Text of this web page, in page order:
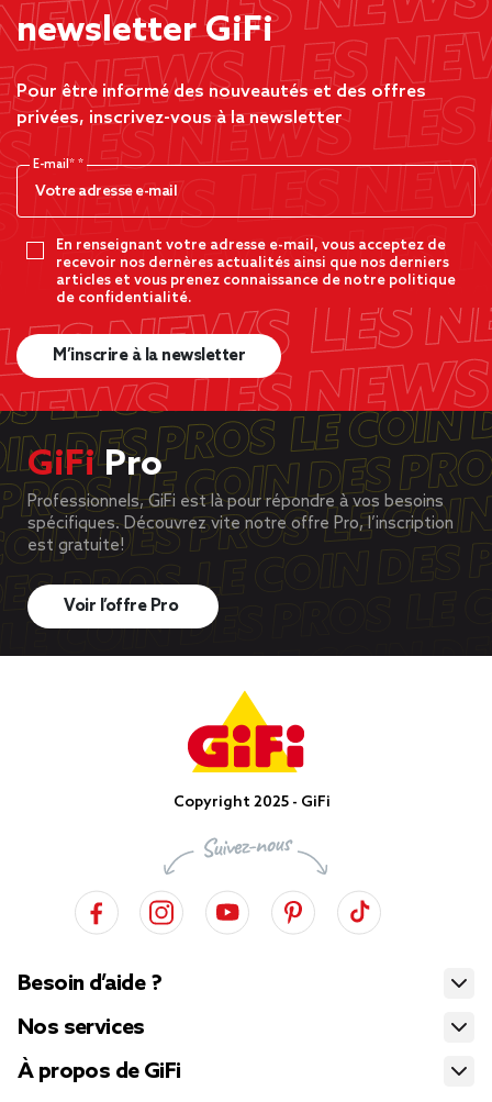
newsletter GiFi
Pour être informé des nouveautés et des offres
privées, inscrivez-vous à la newsletter
E-mail*
En renseignant votre adresse e-mail, vous acceptez de
recevoir nos dernères actualités ainsi que nos derniers
articles et vous prenez connaissance de notre politique
de confidentialité.
M’inscrire à la newsletter
GiFiPro
Professionnels, GiFi est là pour répondre à vos besoins
spécifiques. Découvrez vite notre offre Pro, l’inscription
est gratuite!
Voir l’offre Pro
Copyright 2025 - GiFi
Besoin d’aide ?
Nos services
À propos de GiFi